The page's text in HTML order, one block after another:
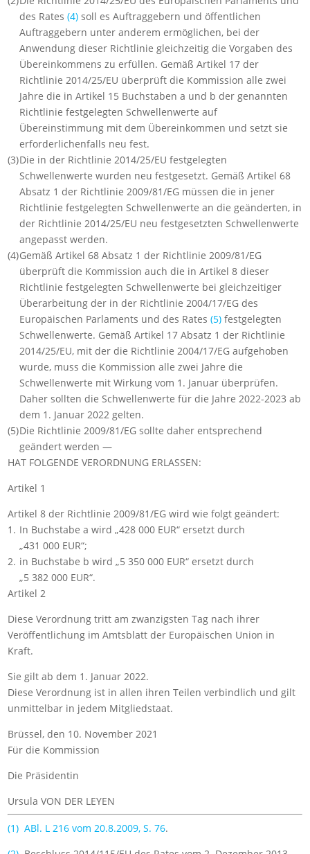
des Rates(4) soll es Auftraggebern und öffentlichen
Auftraggebern unter anderem ermöglichen, bei der
Anwendung dieser Richtlinie gleichzeitig die Vorgaben des
Übereinkommens zu erfüllen. Gemäß Artikel 17 der
Richtlinie 2014/25/EU überprüft die Kommission alle zwei
Jahre die in Artikel 15 Buchstaben a und b der genannten
Richtlinie festgelegten Schwellenwerte auf
Übereinstimmung mit dem Übereinkommen und setzt sie
erforderlichenfalls neu fest.
(3)Die in der Richtlinie 2014/25/EU festgelegten
Schwellenwerte wurden neu festgesetzt. Gemäß Artikel 68
Absatz 1 der Richtlinie 2009/81/EG müssen die in jener
Richtlinie festgelegten Schwellenwerte an die geänderten, in
der Richtlinie 2014/25/EU neu festgesetzten Schwellenwerte
angepasst werden.
(4)Gemäß Artikel 68 Absatz 1 der Richtlinie 2009/81/EG
überprüft die Kommission auch die in Artikel 8 dieser
Richtlinie festgelegten Schwellenwerte bei gleichzeitiger
Überarbeitung der in der Richtlinie 2004/17/EG des
Europäischen Parlaments und des Rates(5) festgelegten
Schwellenwerte. Gemäß Artikel 17 Absatz 1 der Richtlinie
2014/25/EU, mit der die Richtlinie 2004/17/EG aufgehoben
wurde, muss die Kommission alle zwei Jahre die
Schwellenwerte mit Wirkung vom 1. Januar überprüfen.
Daher sollten die Schwellenwerte für die Jahre 2022-2023 ab
dem 1. Januar 2022 gelten.
(5)Die Richtlinie 2009/81/EG sollte daher entsprechend
geändert werden —
HAT FOLGENDE VERORDNUNG ERLASSEN:
Artikel 1
Artikel 8 der Richtlinie 2009/81/EG wird wie folgt geändert:
1. In Buchstabe a wird „428 000 EUR“ ersetzt durch
„431 000 EUR“;
2. in Buchstabe b wird „5 350 000 EUR“ ersetzt durch
„5 382 000 EUR“.
Artikel 2
Diese Verordnung tritt am zwanzigsten Tag nach ihrer
Veröffentlichung imAmtsblatt der Europäischen Union in
Kraft.
Sie gilt ab dem 1. Januar 2022.
Diese Verordnung ist in allen ihren Teilen verbindlich und gilt
unmittelbar in jedem Mitgliedstaat.
Brüssel, den 10. November 2021
Für die Kommission
Die Präsidentin
Ursula VON DER LEYEN
(1) ABl. L 216 vom 20.8.2009, S. 76.